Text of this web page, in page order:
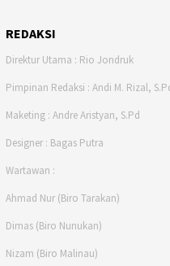
REDAKSI
Direktur Utama : Rio Jondruk
Pimpinan Redaksi : Andi M. Rizal,
Maketing : Andre Aristyan, S.Pd
Designer : Bagas Putra
Wartawan :
Ahmad Nur (Biro Tarakan)
Dimas (Biro Nunukan)
Nizam (Biro Malinau)